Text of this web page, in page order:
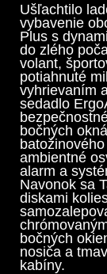
Ušľachtilo
vybavenie
Plus s
do zlého
volant,
potiahnuté
vyhrievaním
sedadlo
bočných
ambientné
alarm a
Navonok sa
diskami
bočných
nosiča a
kabíny.